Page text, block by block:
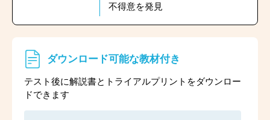
不得意を発見
ダウンロード可能な教材付き
テスト後に解説書とトライアルプリントをダウンロー
ドできます